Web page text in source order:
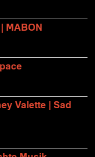
MABON
Valette | Sad